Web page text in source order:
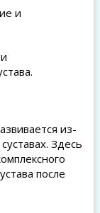
и
из-
Здесь
после